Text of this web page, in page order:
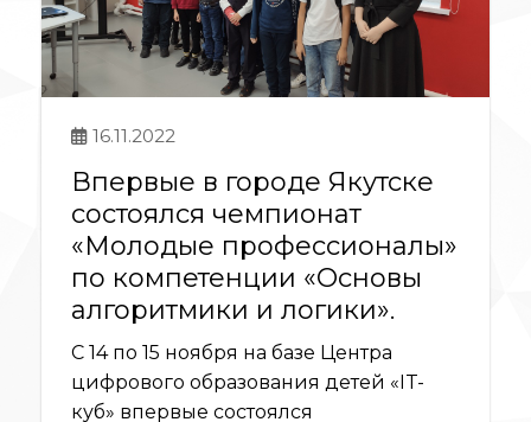
16.11.2022
Впервые в городе Якутске
состоялся чемпионат
«Молодые профессионалы»
по компетенции «Основы
алгоритмики и логики».
С 14 по 15 ноября на базе Центра
цифрового образования детей «IT-
куб» впервые состоялся